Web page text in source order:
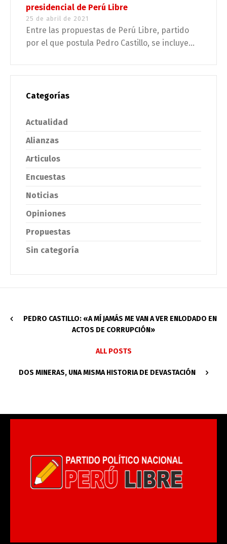
presidencial de Perú Libre
25 de abril de 2021
Entre las propuestas de Perú Libre, partido
por el que postula Pedro Castillo, se incluye...
Categorías
Actualidad
Alianzas
Articulos
Encuestas
Noticias
Opiniones
Propuestas
Sin categoría
PEDRO CASTILLO: «A MÍ JAMÁS ME VAN A VER ENLODADO EN
ACTOS DE CORRUPCIÓN»
ALL POSTS
DOS MINERAS, UNA MISMA HISTORIA DE DEVASTACIÓN